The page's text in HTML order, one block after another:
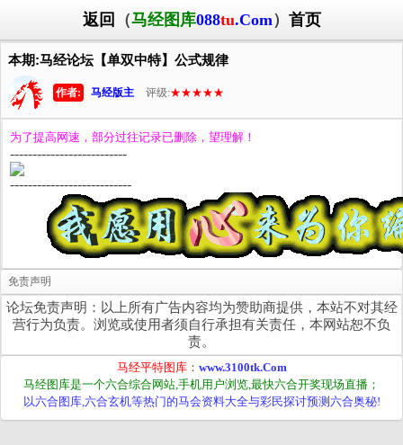
返回 （马经图库088tu.Com） 首页
本期:马经论坛【单双中特】公式规律
作者: 马经版主 评级:★★★★★
为了提高网速，部分过往记录已删除，望理解！
--------------------------
---------------------------
免责声明
论坛免责声明：以上所有广告内容均为赞助商提供，本站不对其经
营行为负责。浏览或使用者须自行承担有关责任，本网站恕不负
责。
马经平特图库： www.3100tk.Com
马经图库是一个六合综合网站,手机用户浏览,最快六合开奖现场直播；
以六合图库,六合玄机等热门的马会资料大全与彩民探讨预测六合奥秘!